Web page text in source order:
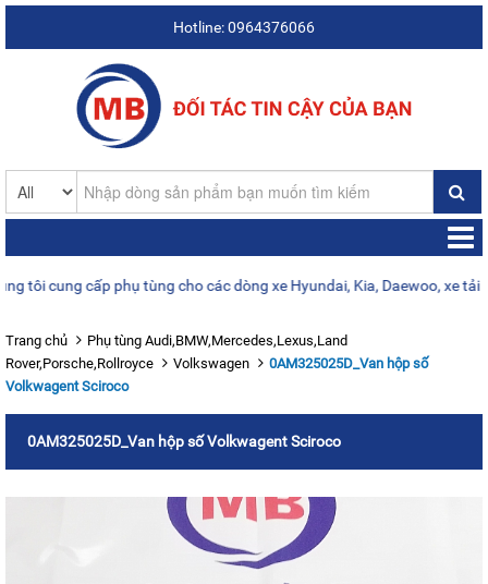
Hotline: 0964376066
cung cấp phụ tùng cho các dòng xe Hyundai, Kia, Daewoo, xe tải
Trang chủ
Phụ tùng Audi,BMW,Mercedes,Lexus,Land
Rover,Porsche,Rollroyce
Volkswagen
0AM325025D_Van hộp số
Volkwagent Sciroco
0AM325025D_Van hộp số Volkwagent Sciroco